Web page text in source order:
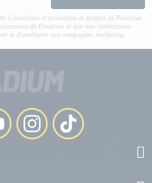
Conditions d’utilisation et accepte la Politique
de Fitadium et que mes interactions
et d'améliorer nos campagnes marketing.